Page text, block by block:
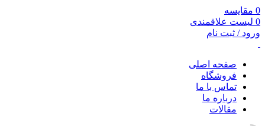
0 مقایسه
0 لیست علاقمندی
ورود / ثبت نام
صفحه اصلی
فروشگاه
تماس با ما
درباره ما
مقالات